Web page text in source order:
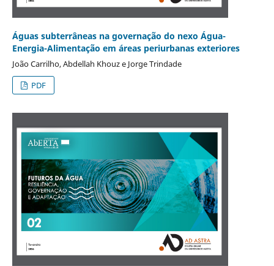
Águas subterrâneas na governação do nexo Água-
Energia-Alimentação em áreas periurbanas exteriores
João Carrilho, Abdellah Khouz e Jorge Trindade
PDF